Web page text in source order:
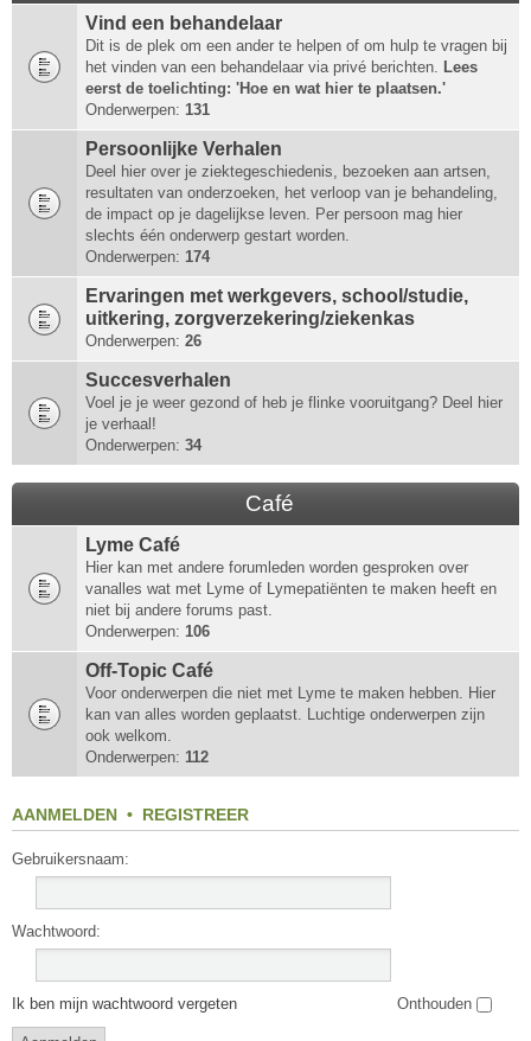
Vind een behandelaar
Dit is de plek om een ander te helpen of om hulp te vragen bij
het vinden van een behandelaar via privé berichten. Lees
eerst de toelichting: 'Hoe en wat hier te plaatsen.'
Onderwerpen: 131
Persoonlijke Verhalen
Deel hier over je ziektegeschiedenis, bezoeken aan artsen,
resultaten van onderzoeken, het verloop van je behandeling,
de impact op je dagelijkse leven. Per persoon mag hier
slechts één onderwerp gestart worden.
Onderwerpen: 174
Ervaringen met werkgevers, school/studie,
uitkering, zorgverzekering/ziekenkas
Onderwerpen: 26
Succesverhalen
Voel je je weer gezond of heb je flinke vooruitgang? Deel hier
je verhaal!
Onderwerpen: 34
Café
Lyme Café
Hier kan met andere forumleden worden gesproken over
vanalles wat met Lyme of Lymepatiënten te maken heeft en
niet bij andere forums past.
Onderwerpen: 106
Off-Topic Café
Voor onderwerpen die niet met Lyme te maken hebben. Hier
kan van alles worden geplaatst. Luchtige onderwerpen zijn
ook welkom.
Onderwerpen: 112
AANMELDEN • REGISTREER
Gebruikersnaam:
Wachtwoord:
Ik ben mijn wachtwoord vergeten Onthouden